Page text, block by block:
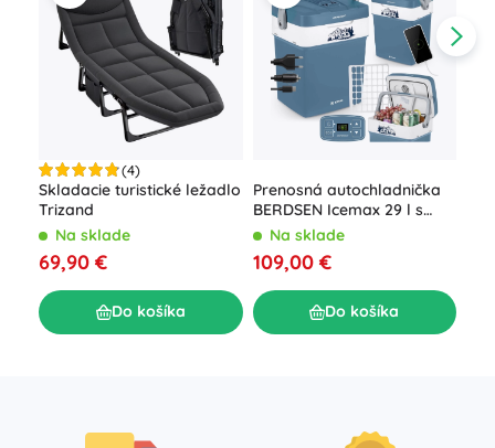
(4)
Skladacie turistické ležadlo
Trizand
Na sklade
69,90 €
Do košíka
Prenosná autochladnička
BERDSEN Icemax 29 l s
ECO režimom – modrá
Na sklade
109,00 €
Do košíka